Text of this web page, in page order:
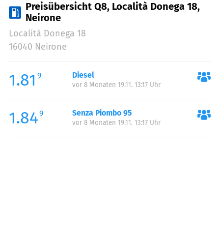
Preisübersicht Q8, Località Donega 18,
Neirone
Località Donega 18
16040 Neirone
1.81 9 Diesel
vor 8 Monaten 19.11. 13:17 Uhr
1.849 Senza Piombo 95
vor 8 Monaten 19.11. 13:17 Uhr